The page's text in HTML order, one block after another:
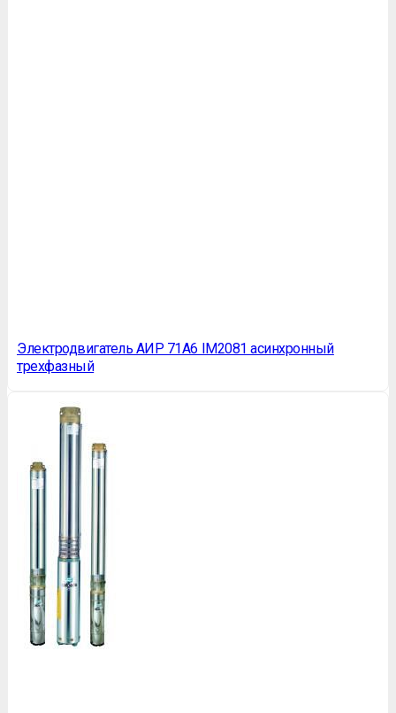
Электродвигатель АИР 71A6 IM2081 асинхронный
трехфазный